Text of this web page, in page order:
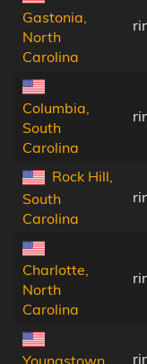
Gastonia,
North
Carolina
Columbia,
South
Carolina
Rock Hill,
South
Carolina
Charlotte,
North
Carolina